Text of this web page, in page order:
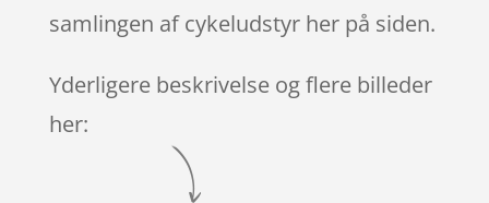
samlingen af cykeludstyr her på siden.
Yderligere beskrivelse og flere billeder
her: